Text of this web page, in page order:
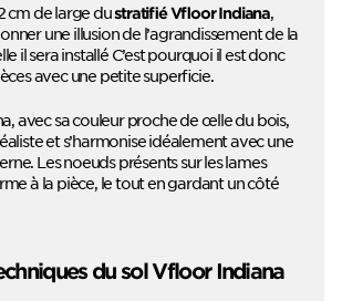
cm de large dustratifié Vfloor Indiana
une illusion de l’agrandissement de la
il sera installé C’est pourquoi il est donc
avec une petite superficie.
avec sa couleur proche de celle du bois,
et s’harmonise idéalement avec une
Les noeuds présents sur les lames
à la pièce, le tout en gardant un côté
du sol Vfloor Indiana